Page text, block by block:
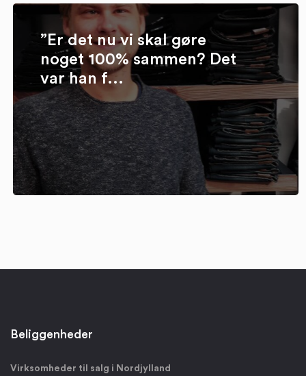
”Er det nu vi skal gøre
noget 100% sammen? Det
var han f...
Beliggenheder
Virksomheder til salg i Nordjylland